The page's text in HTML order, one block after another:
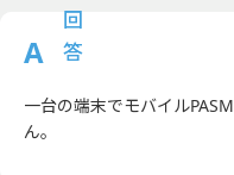
一台の端末でモバイル
ん。